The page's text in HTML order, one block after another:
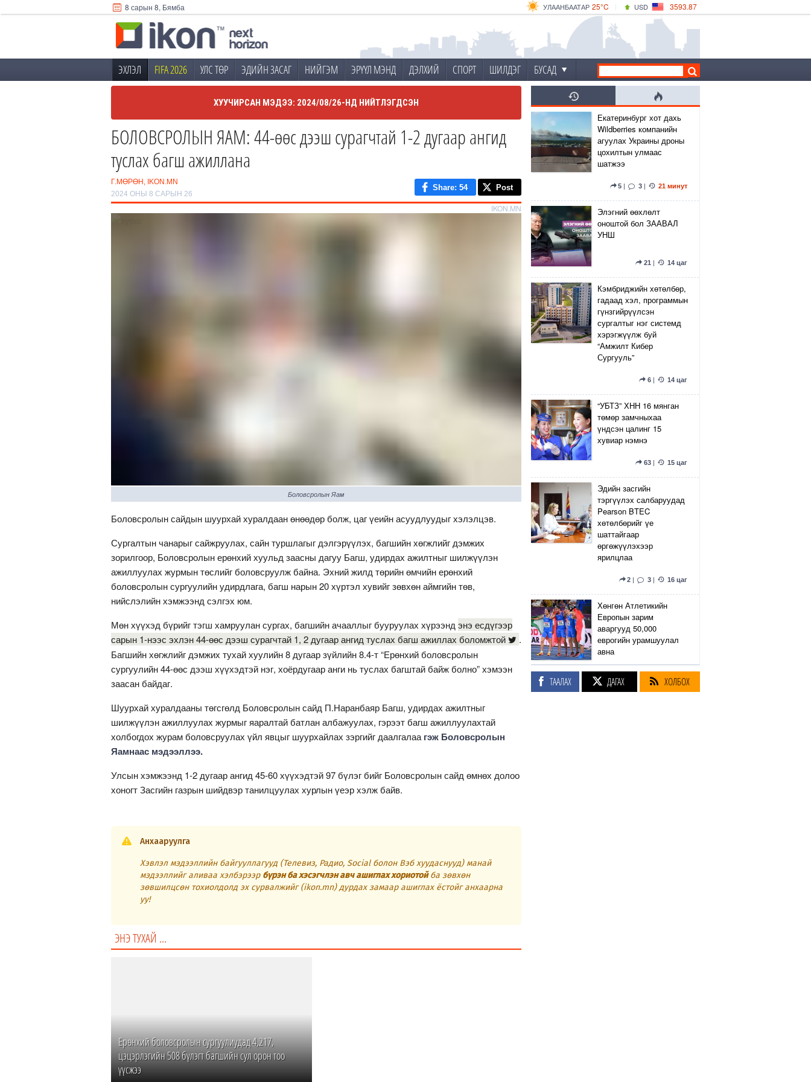
8 сарын 8, Бямба 25°C
УЛААНБААТАР
30°C
ДАРХАН
25°C
ЭРДЭНЭТ
USD 3593.87
4141.04
ЭХЛЭЛ FIFA 2026 УЛС ТӨР ЭДИЙН ЗАСАГ НИЙГЭМ ЭРҮҮЛ МЭНД ДЭЛХИЙ СПОРТ ШИЛДЭГ БУСАД
ХУУЧИРСАН МЭДЭЭ: 2024/08/26-НД НИЙТЛЭГДСЭН
БОЛОВСРОЛЫН ЯАМ: 44-өөс дээш сурагчтай 1-2 дугаар ангид
туслах багш ажиллана
Г.МӨРӨН, IKON.MN
2024 ОНЫ 8 САРЫН 26
Share: 54 Post
IKON.MN
Боловсролын Яам
Боловсролын сайдын шуурхай хуралдаан өнөөдөр болж, цаг үеийн асуудлуудыг хэлэлцэв.
Сургалтын чанарыг сайжруулах, сайн туршлагыг дэлгэрүүлэх, багшийн хөгжлийг дэмжих
зорилгоор, Боловсролын ерөнхий хуульд заасны дагуу Багш, удирдах ажилтныг шилжүүлэн
ажиллуулах журмын төслийг боловсруулж байна. Эхний жилд төрийн өмчийн ерөнхий
боловсролын сургуулийн удирдлага, багш нарын 20 хүртэл хувийг зөвхөн аймгийн төв,
нийслэлийн хэмжээнд сэлгэх юм.
Мөн хүүхэд бүрийг тэгш хамруулан сургах, багшийн ачааллыг бууруулах хүрээнд энэ есдүгээр
сарын 1-нээс эхлэн 44-өөс дээш сурагчтай 1, 2 дугаар ангид туслах багш ажиллах боломжтой
.
Багшийн хөгжлийг дэмжих тухай хуулийн 8 дугаар зүйлийн 8.4-т “Ерөнхий боловсролын
сургуулийн 44-өөс дээш хүүхэдтэй нэг, хоёрдугаар анги нь туслах багштай байж болно” хэмээн
заасан байдаг.
Шуурхай хуралдааны төгсгөлд Боловсролын сайд П.Наранбаяр Багш, удирдах ажилтныг
шилжүүлэн ажиллуулах журмыг яаралтай батлан албажуулах, гэрээт багш ажиллуулахтай
холбогдох журам боловсруулах үйл явцыг шуурхайлах зэргийг даалгалаа гэж Боловсролын
Яамнаас мэдээллээ.
Улсын хэмжээнд 1-2 дугаар ангид 45-60 хүүхэдтэй 97 бүлэг бийг Боловсролын сайд өмнөх долоо
хоногт Засгийн газрын шийдвэр танилцуулах хурлын үеэр хэлж байв.
Анхааруулга
Хэвлэл мэдээллийн байгууллагууд (Телевиз, Радио, Social болон Вэб хуудаснууд) манай
мэдээллийг аливаа хэлбэрээр бүрэн ба хэсэгчлэн авч ашиглах хориотойба зөвхөн
зөвшилцсөн тохиолдолд эх сурвалжийг (ikon.mn) дурдах замаар ашиглах ёстойг анхаарна
уу!
ЭНЭ ТУХАЙ ...
Ерөнхий боловсролын сургуулиудад 4,217,
цэцэрлэгийн 508 бүлэгт багшийн сул орон тоо
үүсжээ
Екатеринбург хот дахь
Wildberries компанийн
агуулах Украины дроны
цохилтын улмаас
шатжээ
5 | 3 | 21 минут
Элэгний өөхлөлт
оноштой бол ЗААВАЛ
УНШ
21 | 14 цаг
Кэмбриджийн хөтөлбөр,
гадаад хэл, программын
гүнзгийрүүлсэн
сургалтыг нэг системд
хэрэгжүүлж буй
“Амжилт Кибер
Сургууль”
6| 14 цаг
“УБТЗ” ХНН 16 мянган
төмөр замчныхаа
үндсэн цалинг 15
хувиар нэмнэ
63| 15 цаг
Эдийн засгийн
тэргүүлэх салбаруудад
Pearson BTEC
хөтөлбөрийг үе
шаттайгаар
өргөжүүлэхээр
ярилцлаа
2 | 3 | 16 цаг
Хөнгөн Атлетикийн
Европын зарим
аваргууд 50,000
еврогийн урамшуулал
авна
2| 1| 16 цаг
ТААЛАХ ДАГАХ ХОЛБОХ